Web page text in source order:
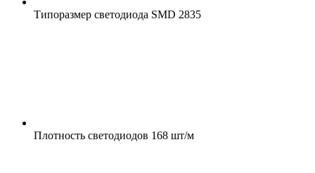
Типоразмер светодиода SMD 2835
Плотность светодиодов 168 шт/м